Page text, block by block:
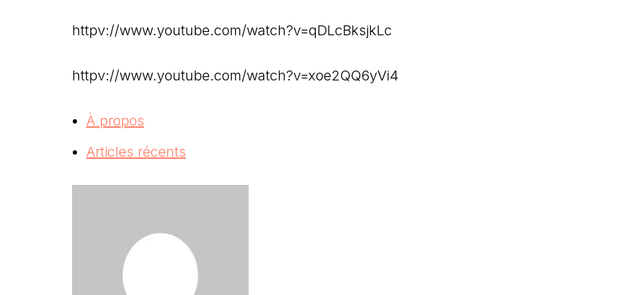
httpv://www.youtube.com/watch?v=qDLcBksjkLc
httpv://www.youtube.com/watch?v=xoe2QQ6yVi4
À propos
Articles récents